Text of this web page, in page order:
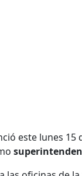
este lunes 15